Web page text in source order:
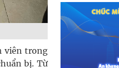
viên trong
bị. Từ